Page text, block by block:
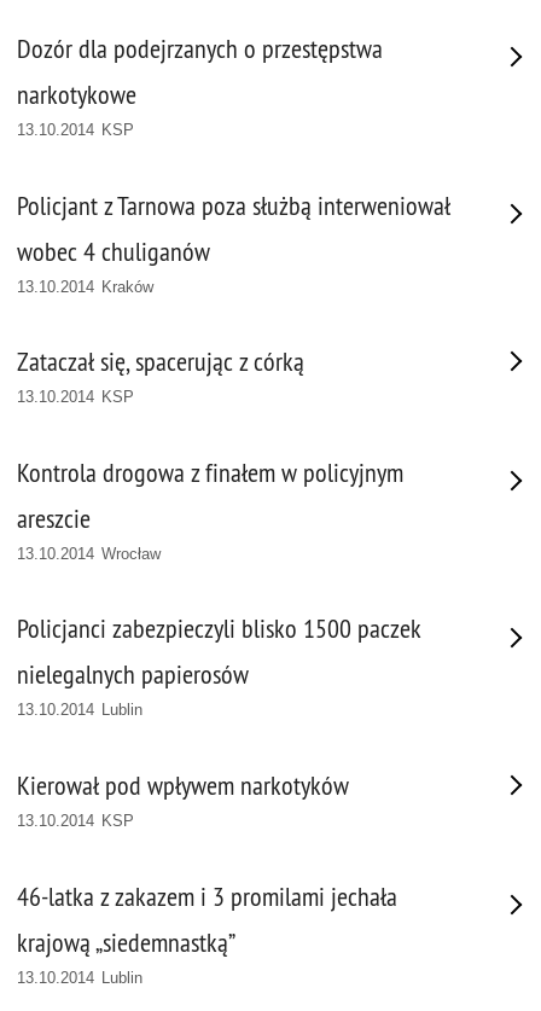
Dozór dla podejrzanych o przestępstwa
narkotykowe
13.10.2014 KSP
Policjant z Tarnowa poza służbą interweniował
wobec 4 chuliganów
13.10.2014 Kraków
Zataczał się, spacerując z córką
13.10.2014 KSP
Kontrola drogowa z finałem w policyjnym
areszcie
13.10.2014 Wrocław
Policjanci zabezpieczyli blisko 1500 paczek
nielegalnych papierosów
13.10.2014 Lublin
Kierował pod wpływem narkotyków
13.10.2014 KSP
46-latka z zakazem i 3 promilami jechała
krajową „siedemnastką”
13.10.2014 Lublin